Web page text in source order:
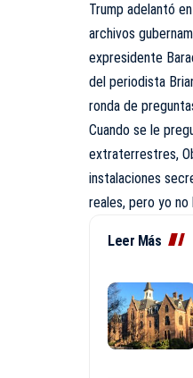
Trump adelantó
archivos
expresidente
del periodista
ronda de
Cuando se le
extraterrestres,
instalaciones
reales, pero yo no
Leer Más